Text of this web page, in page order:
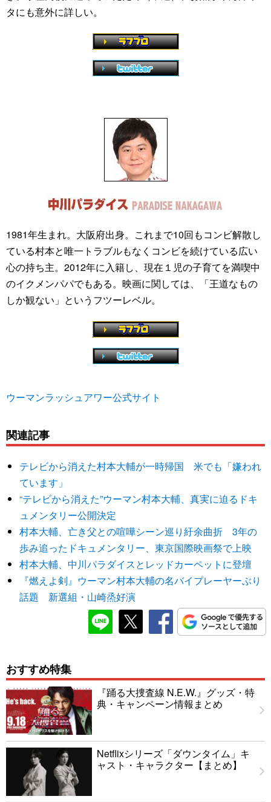
タにも意外に詳しい。
1981年生まれ。大阪府出身。これまで10回もコンビ解散し
ている村本と唯一トラブルもなくコンビを続けている広い
心の持ち主。2012年に入籍し、現在１児の子育てを満喫中
のイクメンパパでもある。映画に関しては、「王道なもの
しか観ない」というフツーレベル。
ウーマンラッシュアワー公式サイト
関連記事
テレビから消えた村本大輔が一時帰国 米でも「嫌われ
ています」
“テレビから消えた”ウーマン村本大輔、真実に迫るドキ
ュメンタリー公開決定
村本大輔、亡き父との喧嘩シーン巡り紆余曲折 3年の
歩み追ったドキュメンタリー、東京国際映画祭で上映
村本大輔、中川パラダイスとレッドカーペットに登壇
『燃えよ剣』ウーマン村本大輔の名バイプレーヤーぶり
話題 新選組・山崎烝好演
おすすめ特集
『踊る大捜査線 N.E.W.』グッズ・特
典・キャンペーン情報まとめ
Netflixシリーズ「ダウンタイム」キ
ャスト・キャラクター【まとめ】